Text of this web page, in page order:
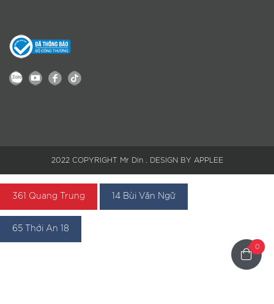
2022 COPYRIGHT Mr Din . DESIGN BY APPLEE
0
361 Quang Trung 14 Bùi Văn Ngữ
65 Thới An 18